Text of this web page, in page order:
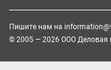
Пишите нам на
© 2005 — 2026 ООО Деловая